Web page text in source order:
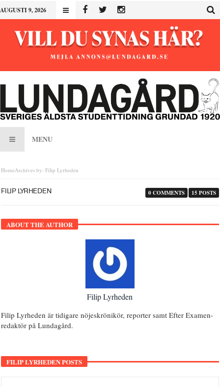
AUGUSTI 9, 2026
MENU
HomeArchives by: Filip Lyrheden
FILIP LYRHEDEN 15 POSTS
0 COMMENTS
ABOUT THE AUTHOR
Filip Lyrheden
Filip Lyrheden är tidigare nöjeskrönikör, reporter samt Efter Examen-
redaktör på Lundagård.
FILIP LYRHEDEN POSTS